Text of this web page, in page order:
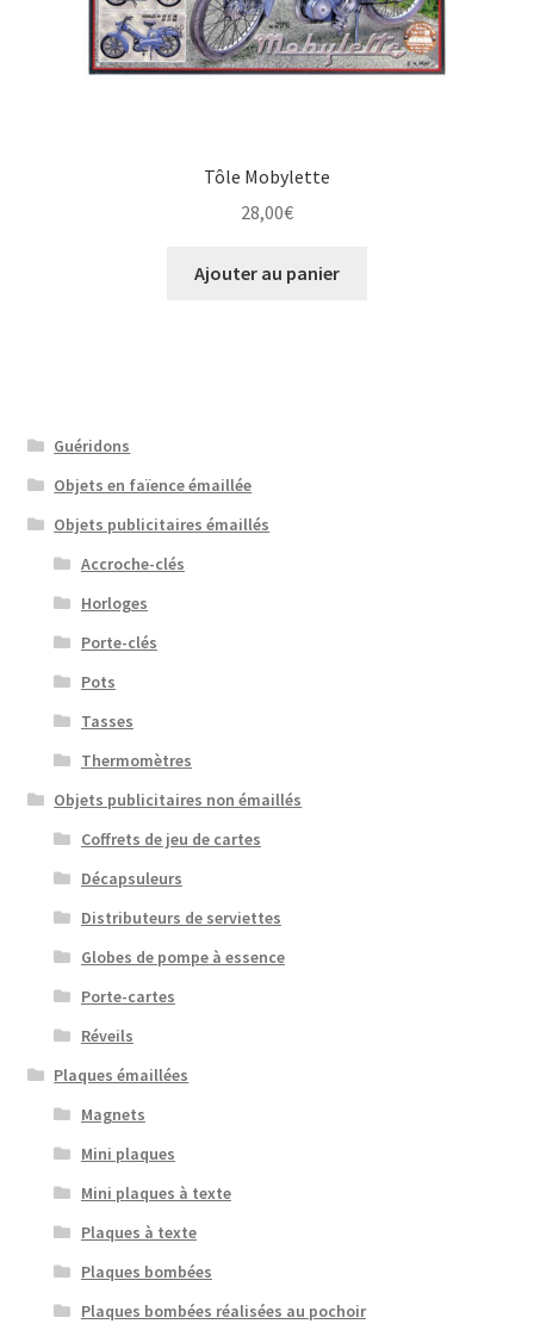
Tôle Mobylette
28,00€
Ajouter au panier
Guéridons
Objets en faïence émaillée
Objets publicitaires émaillés
Accroche-clés
Horloges
Porte-clés
Pots
Tasses
Thermomètres
Objets publicitaires non émaillés
Coffrets de jeu de cartes
Décapsuleurs
Distributeurs de serviettes
Globes de pompe à essence
Porte-cartes
Réveils
Plaques émaillées
Magnets
Mini plaques
Mini plaques à texte
Plaques à texte
Plaques bombées
Plaques bombées réalisées au pochoir